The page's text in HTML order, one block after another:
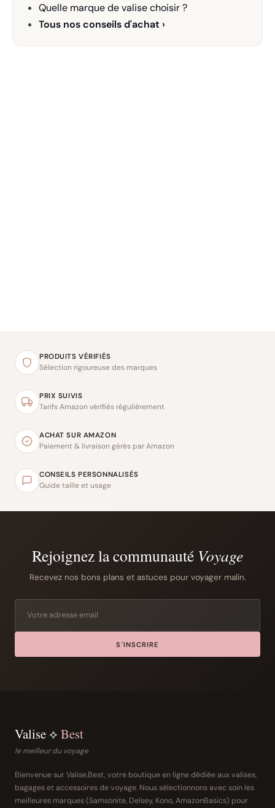
Quelle marque de valise choisir ?
Tous nos conseils d'achat ›
PRODUITS VÉRIFIÉS
Sélection rigoureuse des marques
PRIX SUIVIS
Tarifs Amazon vérifiés régulièrement
ACHAT SUR AMAZON
Paiement & livraison gérés par Amazon
CONSEILS PERSONNALISÉS
Guide taille et usage
Rejoignez la communauté Voyage
Recevez nos bons plans et astuces pour voyager malin.
S'INSCRIRE
Valise ⟡ Best
le meilleur du voyage
Bienvenue sur Valise.Best, votre boutique en ligne dédiée aux valises,
bagages et accessoires de voyage. Nous sélectionnons avec soin les
meilleures marques (Samsonite, Delsey, Kono, AmazonBasics) pour